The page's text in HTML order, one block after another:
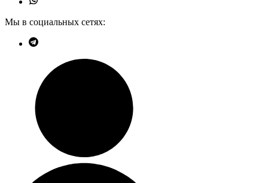
Мы в социальных сетях: